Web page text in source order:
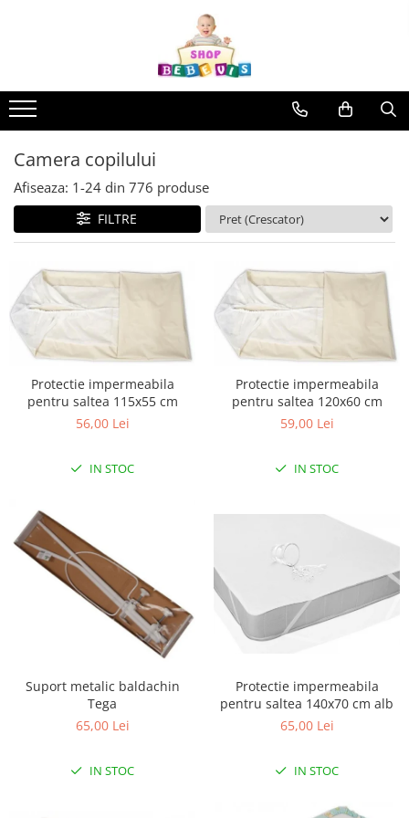
Carucioare copii
Carucioare copii sport
Carucioare copii 2in1
Carucioare copii 3in1
Carucioare gemeni
Accesorii carucioare copii
Huse ploaie si antiinsecte
Saci si invelitoare
Adaptoare
Umbrele carucioare
Accesorii diverse carucioare
Landouri pentru bebelusi
Scaune auto copii
Patuturi copii
Patuturi lemn 140 x 70 cm
Patuturi lemn 160 x 80 cm
Pat tineret
Patuturi pliabile si tarcuri de joaca
Saltele patut copii
Saltele de la 140 x 70 cm
Saltele 127 x 63 cm
Lenjerii patuturi
Camera copilului
Afiseaza: 1-24 din 776 produse
FILTRE
Protectie impermeabila
pentru saltea 115x55 cm
56,00 Lei
IN STOC
Protectie impermeabila
pentru saltea 120x60 cm
59,00 Lei
IN STOC
Suport metalic baldachin
Tega
65,00 Lei
IN STOC
Protectie impermeabila
pentru saltea 140x70 cm alb
65,00 Lei
IN STOC